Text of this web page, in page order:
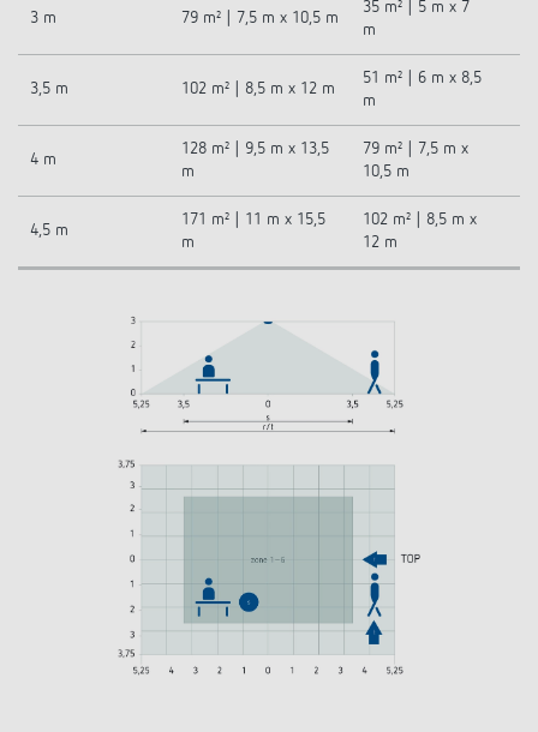
3 m 79 m² | 7,5 m x 10,5 m
35 m² | 5 m x 7
m
3,5 m 102 m² | 8,5 m x 12 m
51 m² | 6 m x 8,5
m
4 m
128 m² | 9,5 m x 13,5
m
79 m² | 7,5 m x
10,5 m
4,5 m
171 m² | 11 m x 15,5
m
102 m² | 8,5 m x
12 m